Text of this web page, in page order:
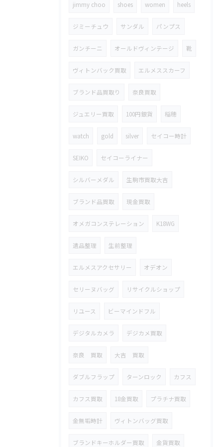
jimmy choo shoes women heels
ジミーチュウ サンダル パンプス
ガンチーニ オールドヴィンテージ 靴
ヴィトンバック買取 エルメススカーフ
ブランド品買取り 奈良買取
ジュエリー買取 100円銀貨 稲穂
watch gold silver セイコー時計
SEIKO セイコーライナー
シルバーメダル 生駒市買取大吉
ブランド品買取 現金買取
オメガコンステレーション K18WG
遺品整理 生前整理
エルメスアクセサリー オデオン
セリーヌバッグ リサイクルショップ
リユース ビーマインドフル
デジタルカメラ デジカメ買取
奈良 買取 大吉 買取
ダブルフラップ ターンロック カフス
カフス買取 18金買取 プラチナ買取
金無垢時計 ヴィトンバッグ買取
ブランドキーホルダー買取 金貨買取